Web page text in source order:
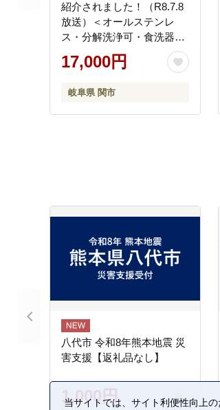
紹介されました！（R8.7.8
放送）＜オールステンレ
ス・分解洗浄可・食洗器可
＞■関孫六 鍛造オールス
テンレスカーブキッチン鋏
17,000円
岐阜県 関市
八代市 令和8年熊本地震 災
害支援【返礼品なし】
1,000円
当サイトでは、サイト利便性向上